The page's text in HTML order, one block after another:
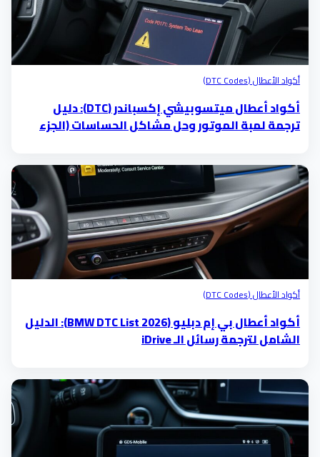
أكواد الأعطال (DTC Codes)
أكواد أعطال ميتسوبيشي إكسباندر (DTC): دليل
ترجمة لمبة الموتور وحل مشاكل الحساسات (الجزء
أكواد الأعطال (DTC Codes)
أكواد أعطال بي إم دبليو (BMW DTC List 2026): الدليل
الشامل لترجمة رسائل الـ iDrive